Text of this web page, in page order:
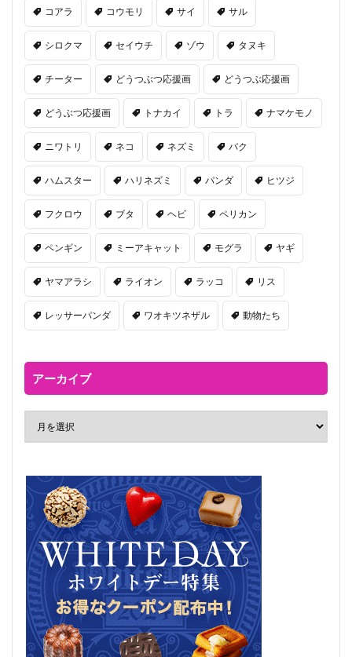
コアラ コウモリ サイ サル
シロクマ セイウチ ゾウ タヌキ
チーター どうつぶつ応援画 どうつぶ応援画
どうぶつ応援画 トナカイ トラ ナマケモノ
ニワトリ ネコ ネズミ バク
ハムスター ハリネズミ パンダ ヒツジ
フクロウ ブタ ヘビ ペリカン
ペンギン ミーアキャット モグラ ヤギ
ヤマアラシ ライオン ラッコ リス
レッサーパンダ ワオキツネザル 動物たち
アーカイブ